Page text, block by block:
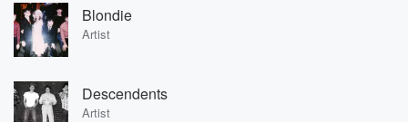
Blondie
Artist
Descendents
Artist